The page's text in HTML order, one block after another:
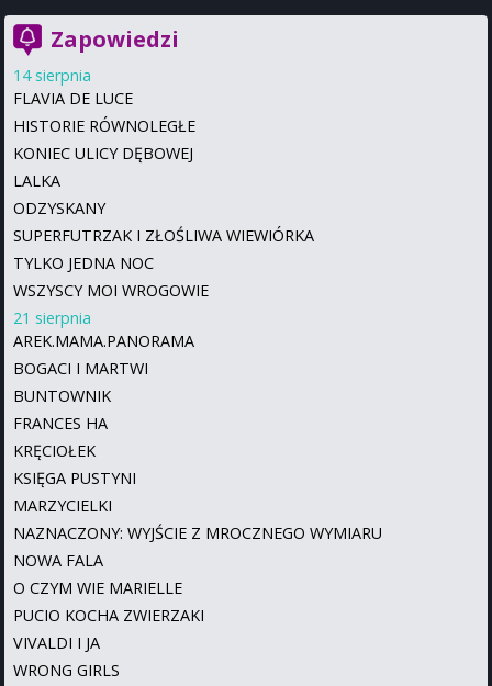
Zapowiedzi
14 sierpnia
FLAVIA DE LUCE
HISTORIE RÓWNOLEGŁE
KONIEC ULICY DĘBOWEJ
LALKA
ODZYSKANY
SUPERFUTRZAK I ZŁOŚLIWA WIEWIÓRKA
TYLKO JEDNA NOC
WSZYSCY MOI WROGOWIE
21 sierpnia
AREK.MAMA.PANORAMA
BOGACI I MARTWI
BUNTOWNIK
FRANCES HA
KRĘCIOŁEK
KSIĘGA PUSTYNI
MARZYCIELKI
NAZNACZONY: WYJŚCIE Z MROCZNEGO WYMIARU
NOWA FALA
O CZYM WIE MARIELLE
PUCIO KOCHA ZWIERZAKI
VIVALDI I JA
WRONG GIRLS